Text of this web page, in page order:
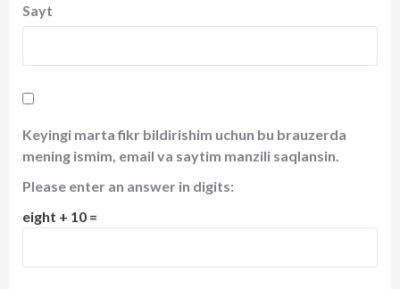
Sayt
Keyingi marta fikr bildirishim uchun bu brauzerda
mening ismim, email va saytim manzili saqlansin.
Please enter an answer in digits:
eight + 10 =